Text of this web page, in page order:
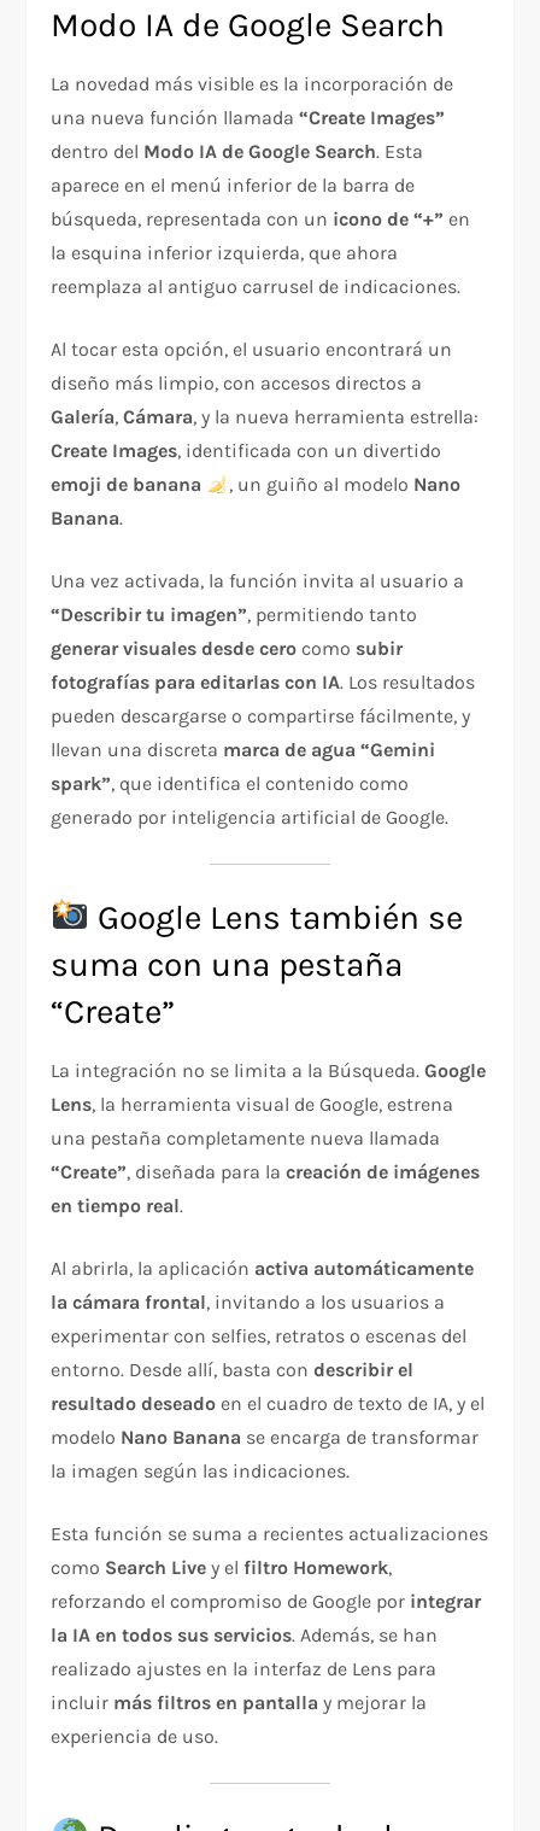
Modo IA de Google Search
La novedad más visible es la incorporación de
una nueva función llamada“Create Images”
dentro del Modo IA de Google Search. Esta
aparece en el menú inferior de la barra de
búsqueda, representada con un icono de “+” en
la esquina inferior izquierda, que ahora
reemplaza al antiguo carrusel de indicaciones.
Al tocar esta opción, el usuario encontrará un
diseño más limpio, con accesos directos a
Galería,Cámara, y la nueva herramienta estrella:
Create Images, identificada con un divertido
emoji de banana
, un guiño al modelo Nano
Banana.
Una vez activada, la función invita al usuario a
“Describir tu imagen”, permitiendo tanto
generar visuales desde cero como subir
fotografías para editarlas con IA. Los resultados
pueden descargarse o compartirse fácilmente, y
llevan una discreta marca de agua “Gemini
spark”, que identifica el contenido como
generado por inteligencia artificial de Google.
Google Lens también se
suma con una pestaña
“Create”
La integración no se limita a la Búsqueda.Google
Lens, la herramienta visual de Google, estrena
una pestaña completamente nueva llamada
“Create”, diseñada para lacreación de imágenes
en tiempo real.
Al abrirla, la aplicación activa automáticamente
la cámara frontal, invitando a los usuarios a
experimentar con selfies, retratos o escenas del
entorno. Desde allí, basta condescribir el
resultado deseado en el cuadro de texto de IA, y el
modelo Nano Banana se encarga de transformar
la imagen según las indicaciones.
Esta función se suma a recientes actualizaciones
como Search Live y elfiltro Homework,
reforzando el compromiso de Google por integrar
la IA en todos sus servicios. Además, se han
realizado ajustes en la interfaz de Lens para
incluir más filtros en pantalla y mejorar la
experiencia de uso.